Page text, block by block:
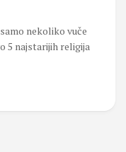
nekoliko vuče
5 najstarijih religija